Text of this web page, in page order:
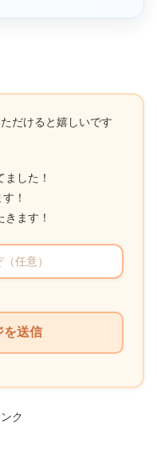
だけると嬉しいです
ました！
！
きます！
ク